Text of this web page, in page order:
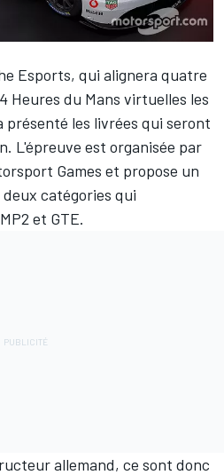
Esports, qui alignera quatre
Heures du Mans virtuelles les
présenté les livrées qui seront
L'épreuve est organisée par
Games et propose un
catégories qui
et GTE.
allemand, ce sont donc